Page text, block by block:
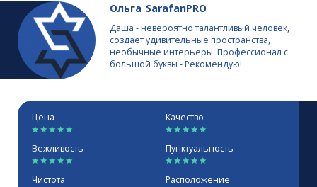
Ольга_SarafanPRO
Даша - невероятно талантливый человек,
создает удивительные пространства,
необычные интерьеры. Профессионал с
большой буквы - Рекомендую!
Цена Качество
Вежливость Пунктуальность
Чистота Расположение